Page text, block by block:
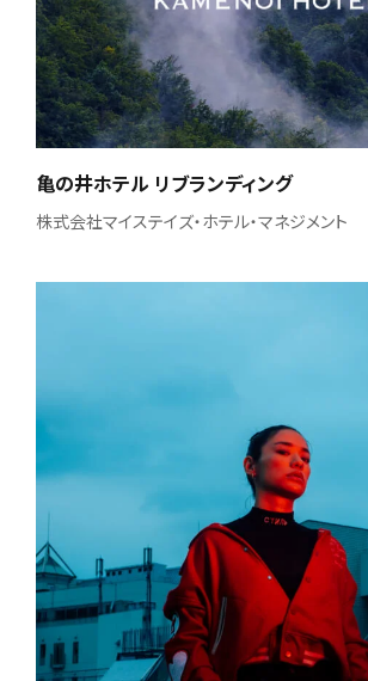
亀の井ホテル リブランディング
株式会社マイステイズ・ホテル・マネジメント